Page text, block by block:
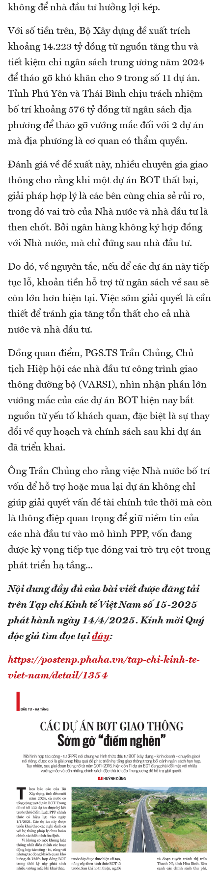
không để nhà đầu tư hưởng lợi kép.
Với số tiền trên, Bộ Xây dựng đề xuất trích
khoảng 14.223 tỷ đồng từ nguồn tăng thu và
tiết kiệm chi ngân sách trung ương năm 2024
để tháo gỡ khó khăn cho 9 trong số 11 dự án.
Tỉnh Phú Yên và Thái Bình chịu trách nhiệm
bố trí khoảng 576 tỷ đồng từ ngân sách địa
phương để tháo gỡ vướng mắc đối với 2 dự án
mà địa phương là cơ quan có thẩm quyền.
Đánh giá về đề xuất này, nhiều chuyên gia giao
thông cho rằng khi một dự án BOT thất bại,
giải pháp hợp lý là các bên cùng chia sẻ rủi ro,
trong đó vai trò của Nhà nước và nhà đầu tư là
then chốt. Bởi ngân hàng không ký hợp đồng
với Nhà nước, mà chỉ đứng sau nhà đầu tư.
Do đó, về nguyên tắc, nếu để các dự án này tiếp
tục lỗ, khoản tiền hỗ trợ từ ngân sách về sau sẽ
còn lớn hơn hiện tại. Việc sớm giải quyết là cần
thiết để tránh gia tăng tổn thất cho cả nhà
nước và nhà đầu tư.
Đồng quan điểm, PGS.TS Trần Chủng, Chủ
tịch Hiệp hội các nhà đầu tư công trình giao
thông đường bộ (VARSI), nhìn nhận phần lớn
vướng mắc của các dự án BOT hiện nay bắt
nguồn từ yếu tố khách quan, đặc biệt là sự thay
đổi về quy hoạch và chính sách sau khi dự án
đã triển khai.
Ông Trần Chủng cho rằng việc Nhà nước bố trí
vốn để hỗ trợ hoặc mua lại dự án không chỉ
giúp giải quyết vấn đề tài chính tức thời mà còn
là thông điệp quan trọng để giữ niềm tin của
các nhà đầu tư vào mô hình PPP, vốn đang
được kỳ vọng tiếp tục đóng vai trò trụ cột trong
phát triển hạ tầng...
Nội dung đầy đủ của bài viết được đăng tải
trên Tạp chí Kinh tế Việt Nam số 15-2025
phát hành ngày 14/4/2025. Kính mời Quý
độc giả tìm đọc tạiđây:
https://postenp.phaha.vn/tap-chi-kinh-te-
viet-nam/detail/1354